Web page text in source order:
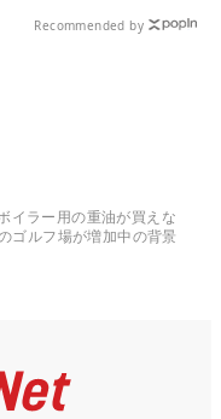
Recommended by
イラー用の重油が買えな
ゴルフ場が増加中の背景